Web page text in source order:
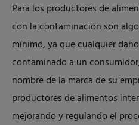
Para los productores de
con la contaminación son
mínimo, ya que cualquier
contaminado a un
nombre de la marca de su
productores de alimentos
mejorando y regulando el